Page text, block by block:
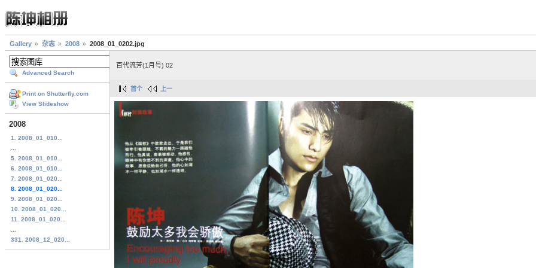
Gallery 杂志 2008 2008_01_0202.jpg
Advanced Search
Print on Shutterfly.com
View Slideshow
2008
1. 2008_01_010...
5. 2008_01_010...
6. 2008_01_010...
7. 2008_01_020...
8. 2008_01_020...
9. 2008_01_020...
10. 2008_01_020...
11. 2008_01_020...
331. 2008_12_020...
百代流芳(1月号) 02
首个 上一